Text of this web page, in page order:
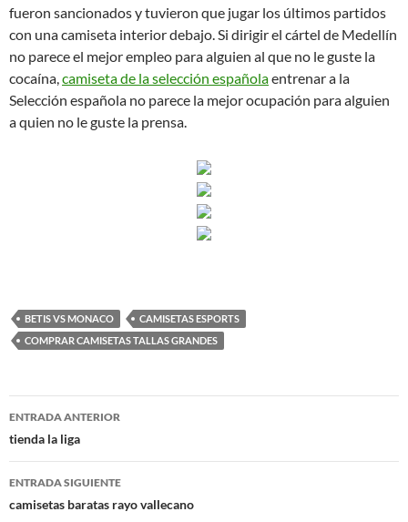
fueron sancionados y tuvieron que jugar los últimos partidos
con una camiseta interior debajo. Si dirigir el cártel de Medellín
no parece el mejor empleo para alguien al que no le guste la
cocaína,camiseta de la selección españolaentrenar a la
Selección española no parece la mejor ocupación para alguien
a quien no le guste la prensa.
BETIS VS MONACO
CAMISETAS ESPORTS
COMPRAR CAMISETAS TALLAS GRANDES
Navegación
de
entradas
ENTRADA ANTERIOR
tienda la liga
ENTRADA SIGUIENTE
camisetas baratas rayo vallecano